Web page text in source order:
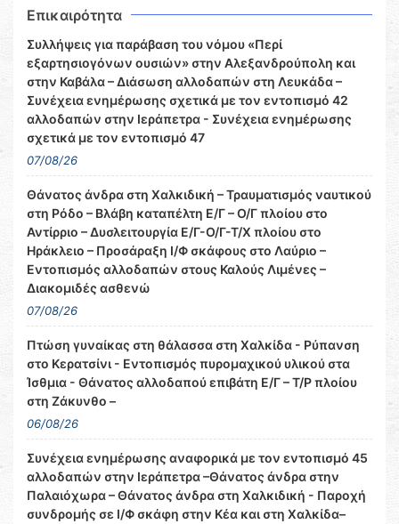
Επικαιρότητα
Συλλήψεις για παράβαση του νόμου «Περί
εξαρτησιογόνων ουσιών» στην Αλεξανδρούπολη και
στην Καβάλα – Διάσωση αλλοδαπών στη Λευκάδα –
Συνέχεια ενημέρωσης σχετικά με τον εντοπισμό 42
αλλοδαπών στην Ιεράπετρα - Συνέχεια ενημέρωσης
σχετικά με τον εντοπισμό 47
07/08/26
Θάνατος άνδρα στη Χαλκιδική – Τραυματισμός ναυτικού
στη Ρόδο – Βλάβη καταπέλτη Ε/Γ – Ο/Γ πλοίου στο
Αντίρριο – Δυσλειτουργία Ε/Γ-Ο/Γ-Τ/Χ πλοίου στο
Ηράκλειο – Προσάραξη Ι/Φ σκάφους στο Λαύριο –
Εντοπισμός αλλοδαπών στους Καλούς Λιμένες –
Διακομιδές ασθενώ
07/08/26
Πτώση γυναίκας στη θάλασσα στη Χαλκίδα - Ρύπανση
στο Κερατσίνι - Εντοπισμός πυρομαχικού υλικού στα
Ίσθμια - Θάνατος αλλοδαπού επιβάτη Ε/Γ – Τ/Ρ πλοίου
στη Ζάκυνθο –
06/08/26
Συνέχεια ενημέρωσης αναφορικά με τον εντοπισμό 45
αλλοδαπών στην Ιεράπετρα –Θάνατος άνδρα στην
Παλαιόχωρα – Θάνατος άνδρα στη Χαλκιδική - Παροχή
συνδρομής σε Ι/Φ σκάφη στην Κέα και στη Χαλκίδα–